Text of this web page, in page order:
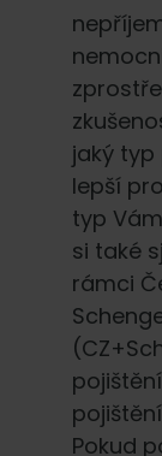
jaký typ
lepší
typ
si také
rámci
Pokud